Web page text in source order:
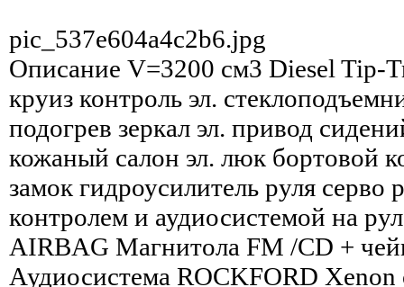
pic_537e604a4c2b6.jpg
Описание V=3200 см3 Diesel Tip-
круиз контроль эл.
подогрев зеркал эл. привод
кожаный салон эл. люк бортовой
замок гидроусилитель руля серво
контролем и аудиосистемой на
AIRBAG Магнитола FM /CD +
Аудиосистема ROCKFORD